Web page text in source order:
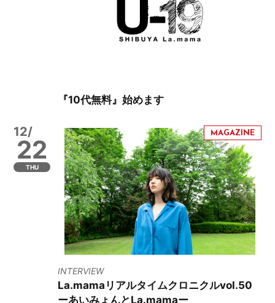
『10代無料』始めます
12/
22
THU
INTERVIEW
La.mamaリアルタイムクロニクルvol.50
ーあいみょんとLa.mamaー